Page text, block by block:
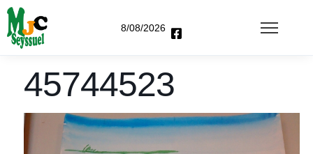
8/08/2026
45744523